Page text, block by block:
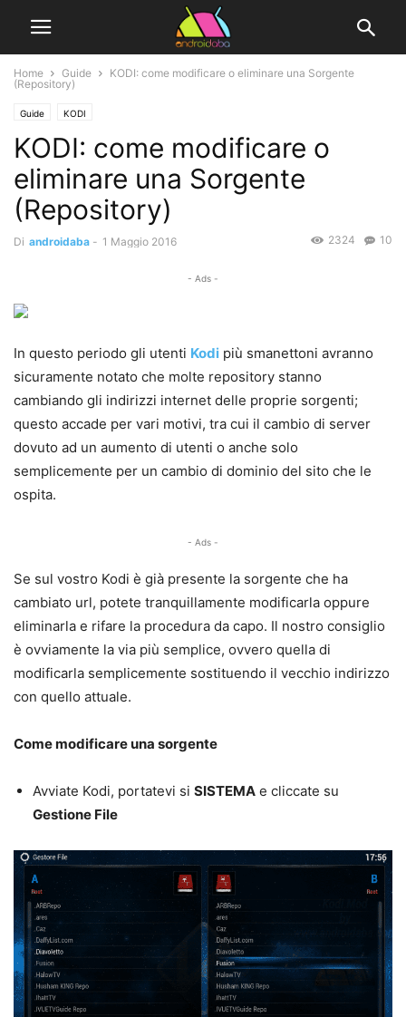
Home Guide
KODI: come modificare o eliminare una Sorgente
(Repository)
Guide KODI
KODI: come modificare o
eliminare una Sorgente
(Repository)
Di androidaba - 1 Maggio 2016 10
2324
- Ads -
In questo periodo gli utenti Kodi più smanettoni avranno
sicuramente notato che molte repository stanno
cambiando gli indirizzi internet delle proprie sorgenti;
questo accade per vari motivi, tra cui il cambio di server
dovuto ad un aumento di utenti o anche solo
semplicemente per un cambio di dominio del sito che le
ospita.
- Ads -
Se sul vostro Kodi è già presente la sorgente che ha
cambiato url, potete tranquillamente modificarla oppure
eliminarla e rifare la procedura da capo. Il nostro consiglio
è ovviamente la via più semplice, ovvero quella di
modificarla semplicemente sostituendo il vecchio indirizzo
con quello attuale.
Come modificare una sorgente
Avviate Kodi, portatevi si SISTEMA e cliccate su
Gestione File